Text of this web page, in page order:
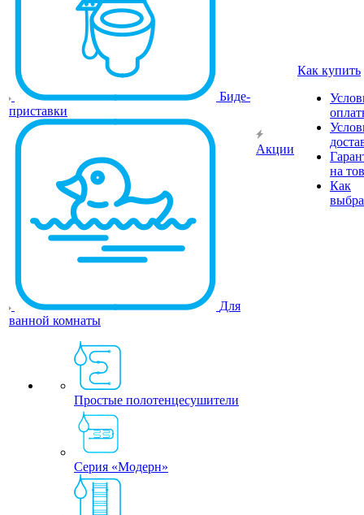
Биде-
приставки
Для
ванной комнаты
Простые полотенцесушители
Серия «Модерн»
Акции
Как купить
на
Как